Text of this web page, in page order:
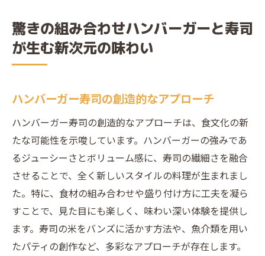
驚きの組み合わせハンバーガーと寿司
が生む新次元の味わい
ハンバーガー寿司の創造的なアプローチ
ハンバーガー寿司の創造的なアプローチは、食文化の新
たな可能性を示唆しています。ハンバーガーの強みであ
るジューシーさとボリューム感に、寿司の繊細さを融合
させることで、全く新しいスタイルの料理が生まれまし
た。特に、食材の組み合わせや盛り付け方に工夫を凝ら
すことで、見た目にも楽しく、味わい深い体験を提供し
ます。寿司の米をバンズに活かす方法や、魚介類を用い
たパティの創作など、多彩なアプローチが存在します。